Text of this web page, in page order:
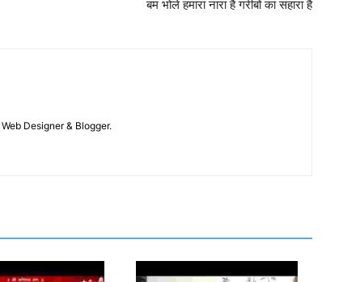
बम भोले हमारा नारा है गरीबों का सहारा है
Designer & Blogger.